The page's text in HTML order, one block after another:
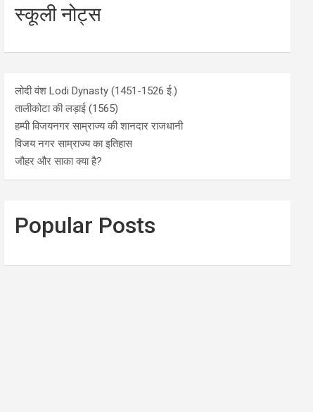
स्कूली नोट्स
लोदी वंश Lodi Dynasty (1451-1526 ई.)
तालीकोटा की लड़ाई (1565)
हम्पी विजयनगर साम्राज्य की शानदार राजधानी
विजय नगर साम्राज्य का इतिहास
जौहर और साका क्या है?
Popular Posts